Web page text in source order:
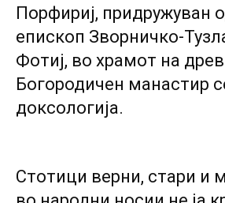
Порфириј, придружуван
епископ Зворничко-
Фотиј, во храмот на
Богородичен манастир
доксологија.
Стотици верни, стари и